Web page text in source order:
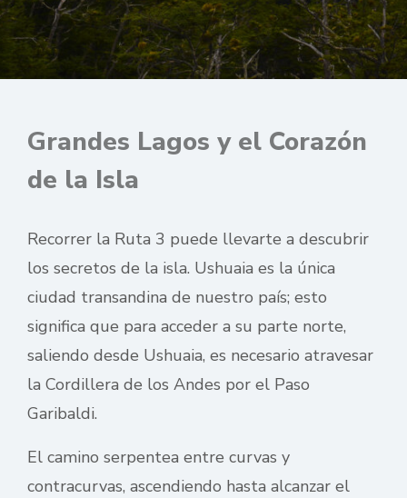
Grandes Lagos y el Corazón
de la Isla
Recorrer la Ruta 3 puede llevarte a descubrir
los secretos de la isla. Ushuaia es la única
ciudad transandina de nuestro país; esto
significa que para acceder a su parte norte,
saliendo desde Ushuaia, es necesario atravesar
la Cordillera de los Andes por el Paso
Garibaldi.
El camino serpentea entre curvas y
contracurvas, ascendiendo hasta alcanzar el